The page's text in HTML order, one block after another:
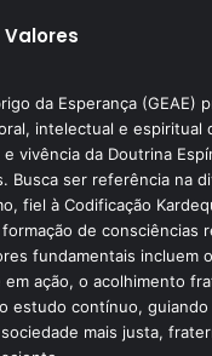
Valores
da Esperança (GEAE)
intelectual e espiritual
vivência da Doutrina
Busca ser referência na
fiel à Codificação
de consciências
fundamentais incluem
em ação, o acolhimento
estudo contínuo, guiando
mais justa,